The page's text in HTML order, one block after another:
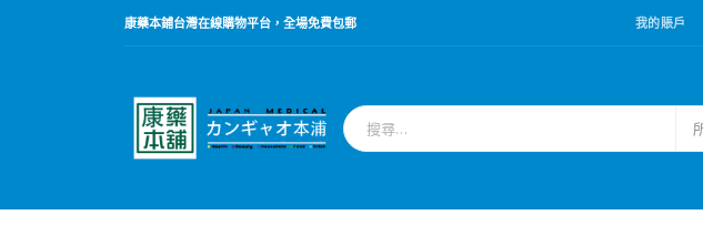
康藥本鋪台灣在線購物平台，全場免費包郵 我的賬戶